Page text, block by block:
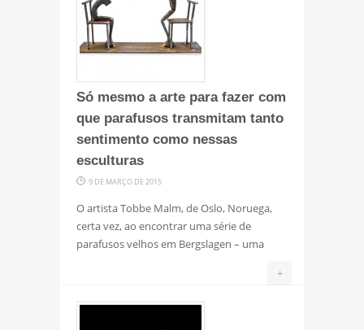
Só mesmo a arte para fazer com
que parafusos transmitam tanto
sentimento como nessas
esculturas
9 DE MARÇO DE 2015
O artista Tobbe Malm, de Oslo, Noruega,
certa vez, ao encontrar uma série de
parafusos velhos em Bergslagen – uma
+